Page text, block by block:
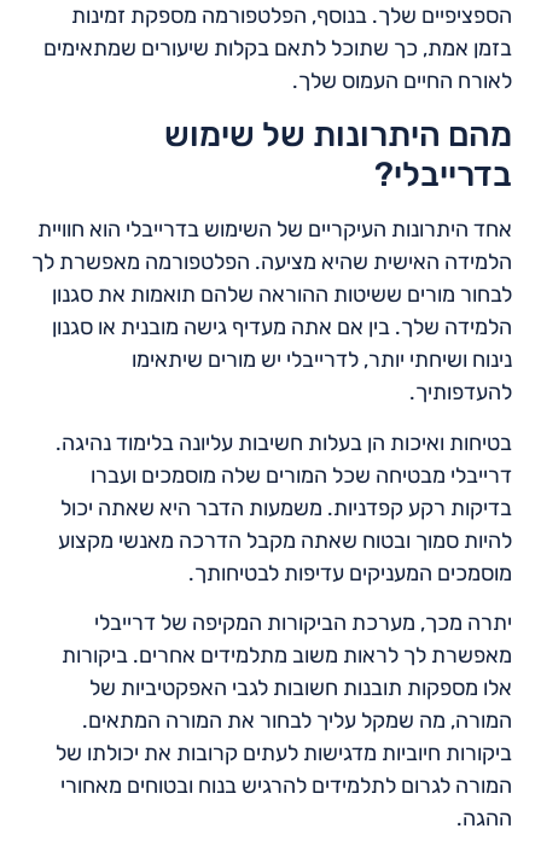
הספציפיים שלך. בנוסף, הפלטפורמה מספקת זמינות
בזמן אמת, כך שתוכל לתאם בקלות שיעורים שמתאימים
לאורח החיים העמוס שלך.
מהם היתרונות של שימוש
בדרייבלי?
אחד היתרונות העיקריים של השימוש בדרייבלי הוא חוויית
הלמידה האישית שהיא מציעה. הפלטפורמה מאפשרת לך
לבחור מורים ששיטות ההוראה שלהם תואמות את סגנון
הלמידה שלך. בין אם אתה מעדיף גישה מובנית או סגנון
נינוח ושיחתי יותר, לדרייבלי יש מורים שיתאימו
להעדפותיך.
בטיחות ואיכות הן בעלות חשיבות עליונה בלימוד נהיגה.
דרייבלי מבטיחה שכל המורים שלה מוסמכים ועברו
בדיקות רקע קפדניות. משמעות הדבר היא שאתה יכול
להיות סמוך ובטוח שאתה מקבל הדרכה מאנשי מקצוע
מוסמכים המעניקים עדיפות לבטיחותך.
יתרה מכך, מערכת הביקורות המקיפה של דרייבלי
מאפשרת לך לראות משוב מתלמידים אחרים. ביקורות
אלו מספקות תובנות חשובות לגבי האפקטיביות של
המורה, מה שמקל עליך לבחור את המורה המתאים.
ביקורות חיוביות מדגישות לעתים קרובות את יכולתו של
המורה לגרום לתלמידים להרגיש בנוח ובטוחים מאחורי
ההגה.